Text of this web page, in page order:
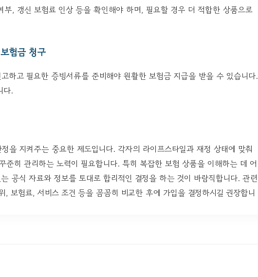
부, 갱신 보험료 인상 등을 확인해야 하며, 필요할 경우 더 적합한 상품으로
험금 청구
하고 필요한 증빙서류를 준비해야 원활한 보험금 지급을 받을 수 있습니다.
다.
을 지켜주는 중요한 제도입니다. 각자의 라이프스타일과 재정 상태에 맞춰
준히 관리하는 노력이 필요합니다. 특히 복잡한 보험 상품을 이해하는 데 어
공식 자료와 정보를 토대로 합리적인 결정을 하는 것이 바람직합니다. 관련
보험료, 서비스 조건 등을 꼼꼼히 비교한 후에 가입을 결정하시길 권장합니